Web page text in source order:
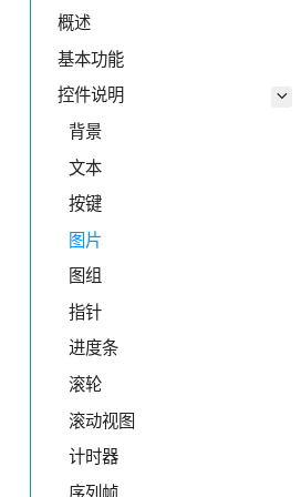
概述
基本功能
控件说明
背景
文本
按键
图片
图组
指针
进度条
滚轮
滚动视图
计时器